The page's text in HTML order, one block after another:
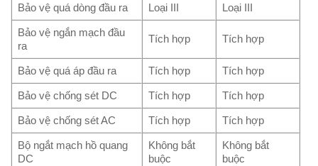
Bảo vệ quá dòng đầu ra Loại III Loại III
Bảo vệ ngắn mạch đầu
ra
Tích hợp Tích hợp
Bảo vệ quá áp đầu ra Tích hợp Tích hợp
Bảo vệ chống sét DC Tích hợp Tích hợp
Bảo vệ chống sét AC Tích hợp Tích hợp
Bộ ngắt mạch hồ quang
DC
Không bắt
buộc
Không bắt
buộc